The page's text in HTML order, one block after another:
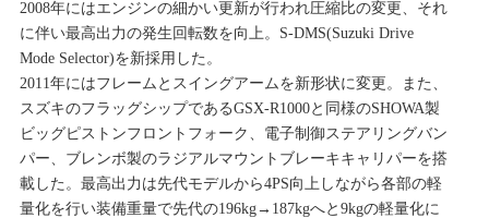
2008年にはエンジンの細かい更新が行われ圧縮比の変更、それ
に伴い最高出力の発生回転数を向上。S-DMS(Suzuki Drive
Mode Selector)を新採用した。
2011年にはフレームとスイングアームを新形状に変更。また、
スズキのフラッグシップであるGSX-R1000と同様のSHOWA製
ビッグピストンフロントフォーク、電子制御ステアリングバン
パー、ブレンボ製のラジアルマウントブレーキキャリパーを搭
載した。最高出力は先代モデルから4PS向上しながら各部の軽
量化を行い装備重量で先代の196kg→187kgへと9kgの軽量化に